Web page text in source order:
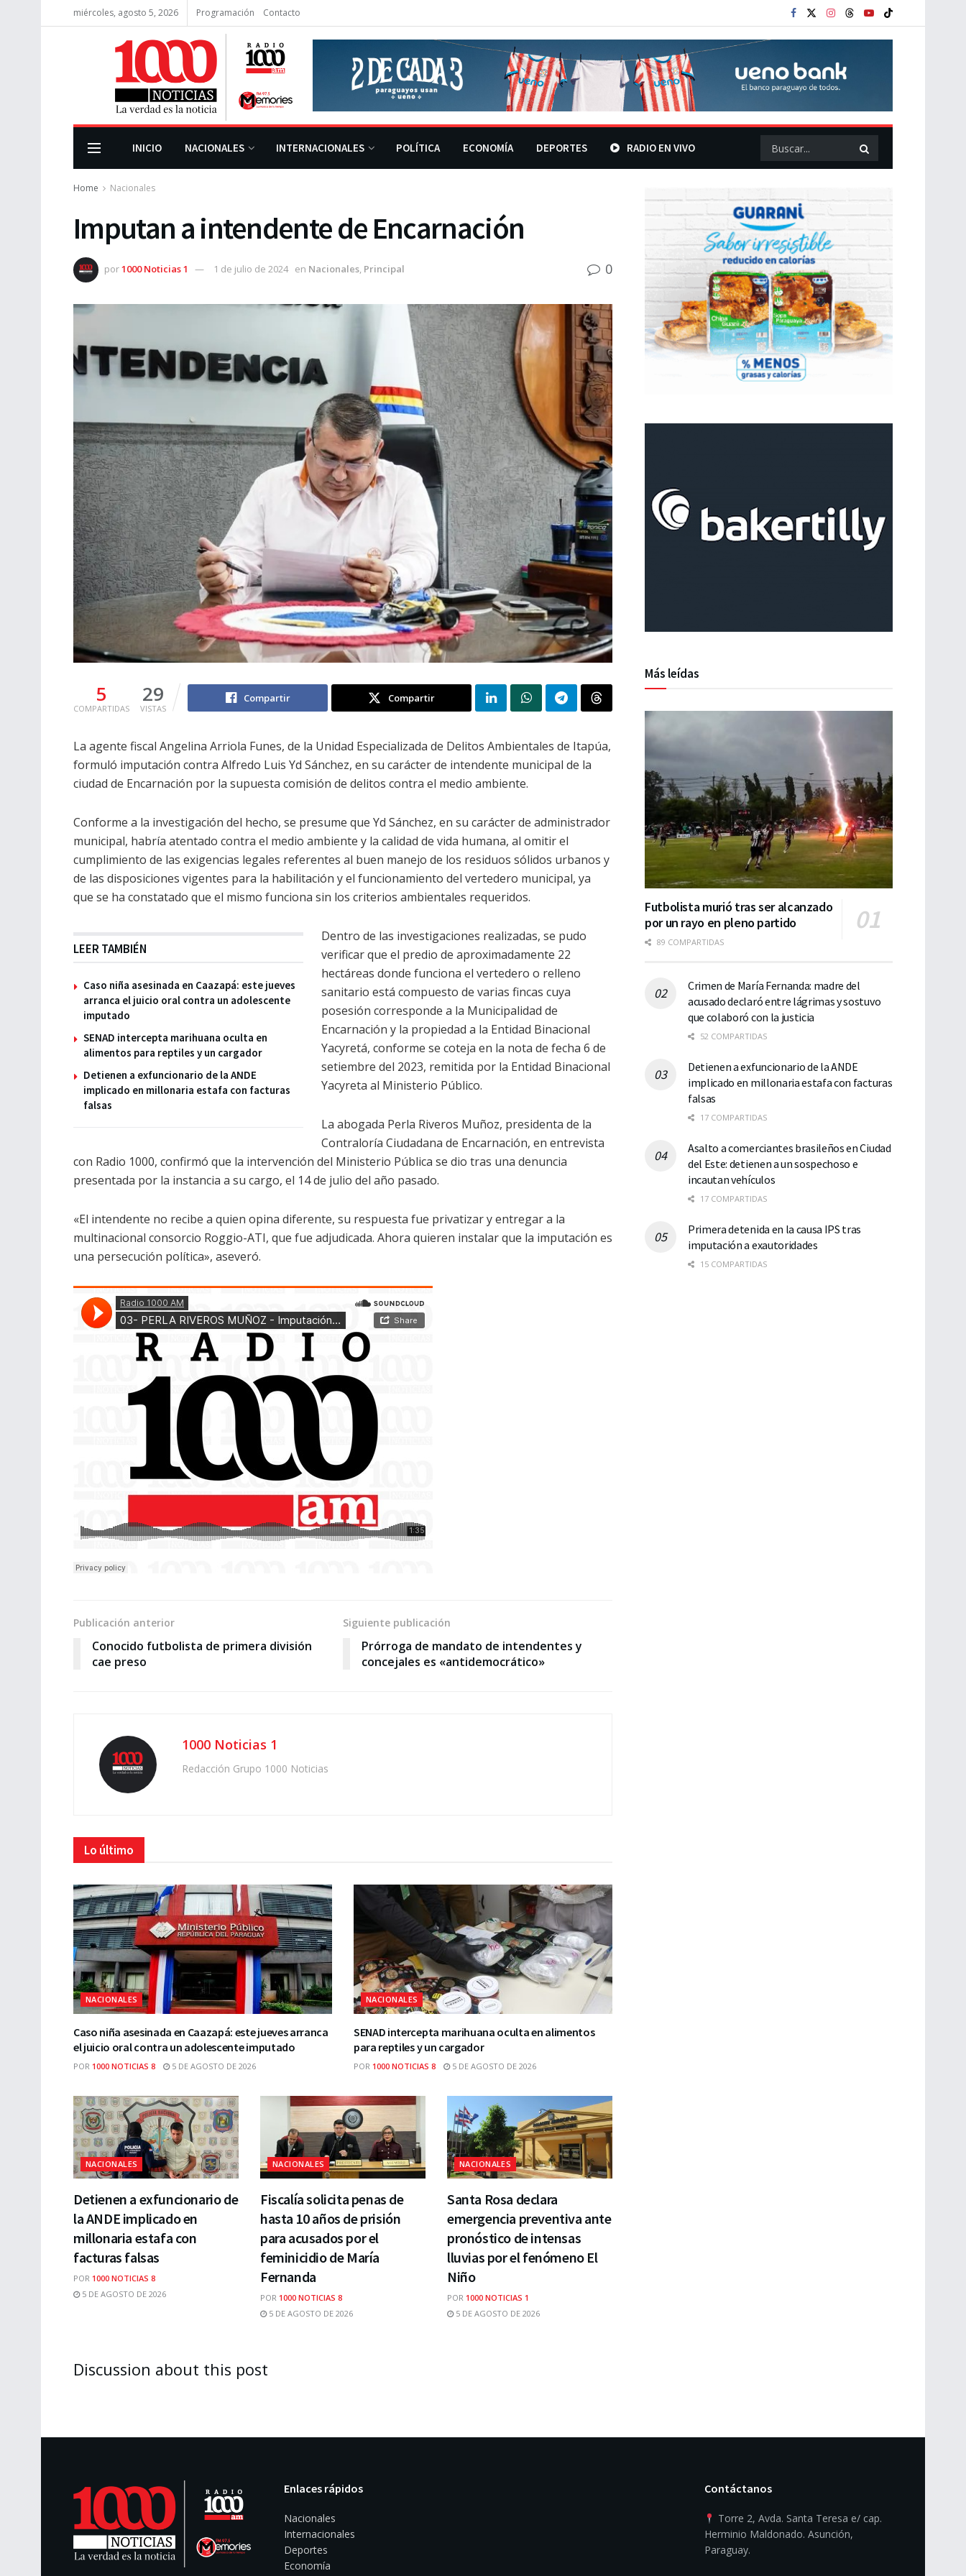
miércoles, agosto 5, 2026 Programación Contacto
INICIO NACIONALES INTERNACIONALES POLÍTICA ECONOMÍA DEPORTES RADIO EN VIVO
Home Nacionales
Imputan a intendente de Encarnación
por1000 Noticias 1 1 de julio de 2024 en Nacionales, Principal 0
5
COMPARTIDAS
29
VISTAS
Compartir Compartir
La agente fiscal Angelina Arriola Funes, de la Unidad Especializada de Delitos Ambientales de Itapúa,
formuló imputación contra Alfredo Luis Yd Sánchez, en su carácter de intendente municipal de la
ciudad de Encarnación por la supuesta comisión de delitos contra el medio ambiente.
Conforme a la investigación del hecho, se presume que Yd Sánchez, en su carácter de administrador
municipal, habría atentado contra el medio ambiente y la calidad de vida humana, al omitir el
cumplimiento de las exigencias legales referentes al buen manejo de los residuos sólidos urbanos y
de las disposiciones vigentes para la habilitación y el funcionamiento del vertedero municipal, ya
que se ha constatado que el mismo funciona sin los criterios ambientales requeridos.
LEER TAMBIÉN
Caso niña asesinada en Caazapá: este jueves
arranca el juicio oral contra un adolescente
imputado
SENAD intercepta marihuana oculta en
alimentos para reptiles y un cargador
Detienen a exfuncionario de la ANDE
implicado en millonaria estafa con facturas
falsas
Dentro de las investigaciones realizadas, se pudo
verificar que el predio de aproximadamente 22
hectáreas donde funciona el vertedero o relleno
sanitario está compuesto de varias fincas cuya
posesión corresponde a la Municipalidad de
Encarnación y la propiedad a la Entidad Binacional
Yacyretá, conforme se coteja en la nota de fecha 6 de
setiembre del 2023, remitida por la Entidad Binacional
Yacyreta al Ministerio Público.
La abogada Perla Riveros Muñoz, presidenta de la
Contraloría Ciudadana de Encarnación, en entrevista
con Radio 1000, confirmó que la intervención del Ministerio Pública se dio tras una denuncia
presentada por la instancia a su cargo, el 14 de julio del año pasado.
«El intendente no recibe a quien opina diferente, su respuesta fue privatizar y entregar a la
multinacional consorcio Roggio-ATI, que fue adjudicada. Ahora quieren instalar que la imputación es
una persecución política», aseveró.
Publicación anterior
Conocido futbolista de primera división
cae preso
Siguiente publicación
Prórroga de mandato de intendentes y
concejales es «antidemocrático»
1000 Noticias 1
Redacción Grupo 1000 Noticias
Lo último
NACIONALES
Caso niña asesinada en Caazapá: este jueves arranca
el juicio oral contra un adolescente imputado
POR 1000 NOTICIAS 8 5 DE AGOSTO DE 2026
NACIONALES
SENAD intercepta marihuana oculta en alimentos
para reptiles y un cargador
POR 1000 NOTICIAS 8 5 DE AGOSTO DE 2026
NACIONALES
Detienen a exfuncionario de
la ANDE implicado en
millonaria estafa con
facturas falsas
POR 1000 NOTICIAS 8
5 DE AGOSTO DE 2026
NACIONALES
Fiscalía solicita penas de
hasta 10 años de prisión
para acusados por el
feminicidio de María
Fernanda
POR 1000 NOTICIAS 8
5 DE AGOSTO DE 2026
NACIONALES
Santa Rosa declara
emergencia preventiva ante
pronóstico de intensas
lluvias por el fenómeno El
Niño
POR 1000 NOTICIAS 1
5 DE AGOSTO DE 2026
Discussion about this post
Más leídas
Futbolista murió tras ser alcanzado
por un rayo en pleno partido
89 COMPARTIDAS
Crimen de María Fernanda: madre del
acusado declaró entre lágrimas y sostuvo
que colaboró con la justicia
52 COMPARTIDAS
Detienen a exfuncionario de la ANDE
implicado en millonaria estafa con facturas
falsas
17 COMPARTIDAS
Asalto a comerciantes brasileños en Ciudad
del Este: detienen a un sospechoso e
incautan vehículos
17 COMPARTIDAS
Primera detenida en la causa IPS tras
imputación a exautoridades
15 COMPARTIDAS
Enlaces rápidos
Nacionales
Internacionales
Deportes
Economía
Contáctanos
Torre 2, Avda. Santa Teresa e/ cap.
Herminio Maldonado. Asunción,
Paraguay.